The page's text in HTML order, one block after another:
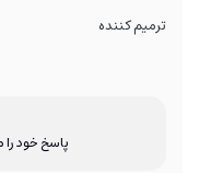
ترمیم کننده
پاسخ خود را